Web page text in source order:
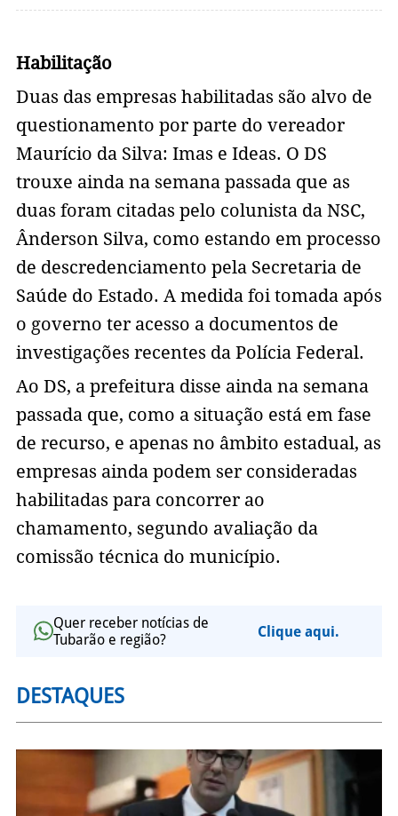
Habilitação
Duas das empresas habilitadas são alvo de
questionamento por parte do vereador
Maurício da Silva: Imas e Ideas. O DS
trouxe ainda na semana passada que as
duas foram citadas pelo colunista da NSC,
Ânderson Silva, como estando em processo
de descredenciamento pela Secretaria de
Saúde do Estado. A medida foi tomada após
o governo ter acesso a documentos de
investigações recentes da Polícia Federal.
Ao DS, a prefeitura disse ainda na semana
passada que, como a situação está em fase
de recurso, e apenas no âmbito estadual, as
empresas ainda podem ser consideradas
habilitadas para concorrer ao
chamamento, segundo avaliação da
comissão técnica do município.
Quer receber notícias de
Tubarão e região?
Clique aqui.
DESTAQUES